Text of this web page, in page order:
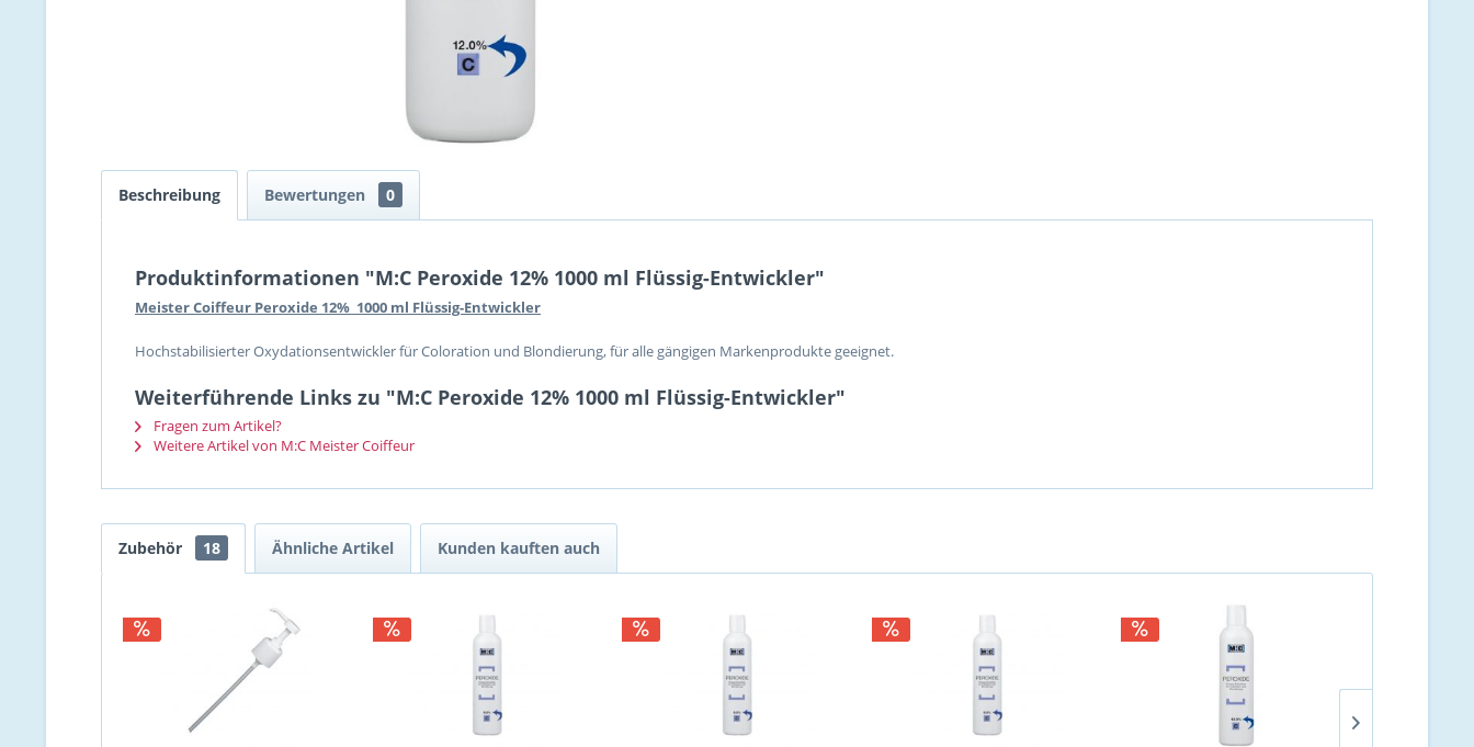
Beschreibung Bewertungen 0
Produktinformationen "M:C Peroxide 12% 1000 ml Flüssig-Entwickler"
Meister Coiffeur Peroxide 12% 1000 ml Flüssig-Entwickler
Hochstabilisierter Oxydationsentwickler für Coloration und Blondierung, für alle gängigen Markenprodukte geeignet.
Weiterführende Links zu "M:C Peroxide 12% 1000 ml Flüssig-Entwickler"
Fragen zum Artikel?
Weitere Artikel von M:C Meister Coiffeur
Zubehör 18 Ähnliche Artikel Kunden kauften auch